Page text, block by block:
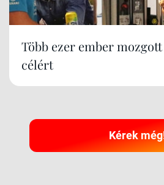
Több ezer ember
célért
Kérek